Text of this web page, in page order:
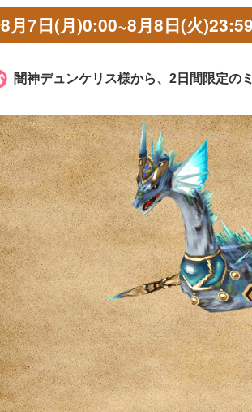
8月7日(月)0:00~8月8日(火
闇神デュンケリス様から、2日間限定の